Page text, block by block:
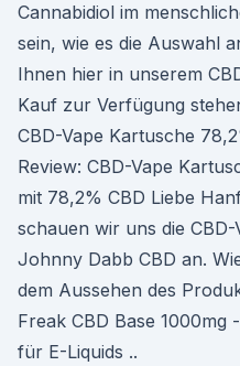
Cannabidiol im
sein, wie es die Auswahl
Ihnen hier in unserem
Kauf zur Verfügung
CBD-Vape Kartusche
Review: CBD-Vape
mit 78,2% CBD Liebe
schauen wir uns die
Johnny Dabb CBD an.
dem Aussehen des
Freak CBD Base 1000mg
für E-Liquids ..